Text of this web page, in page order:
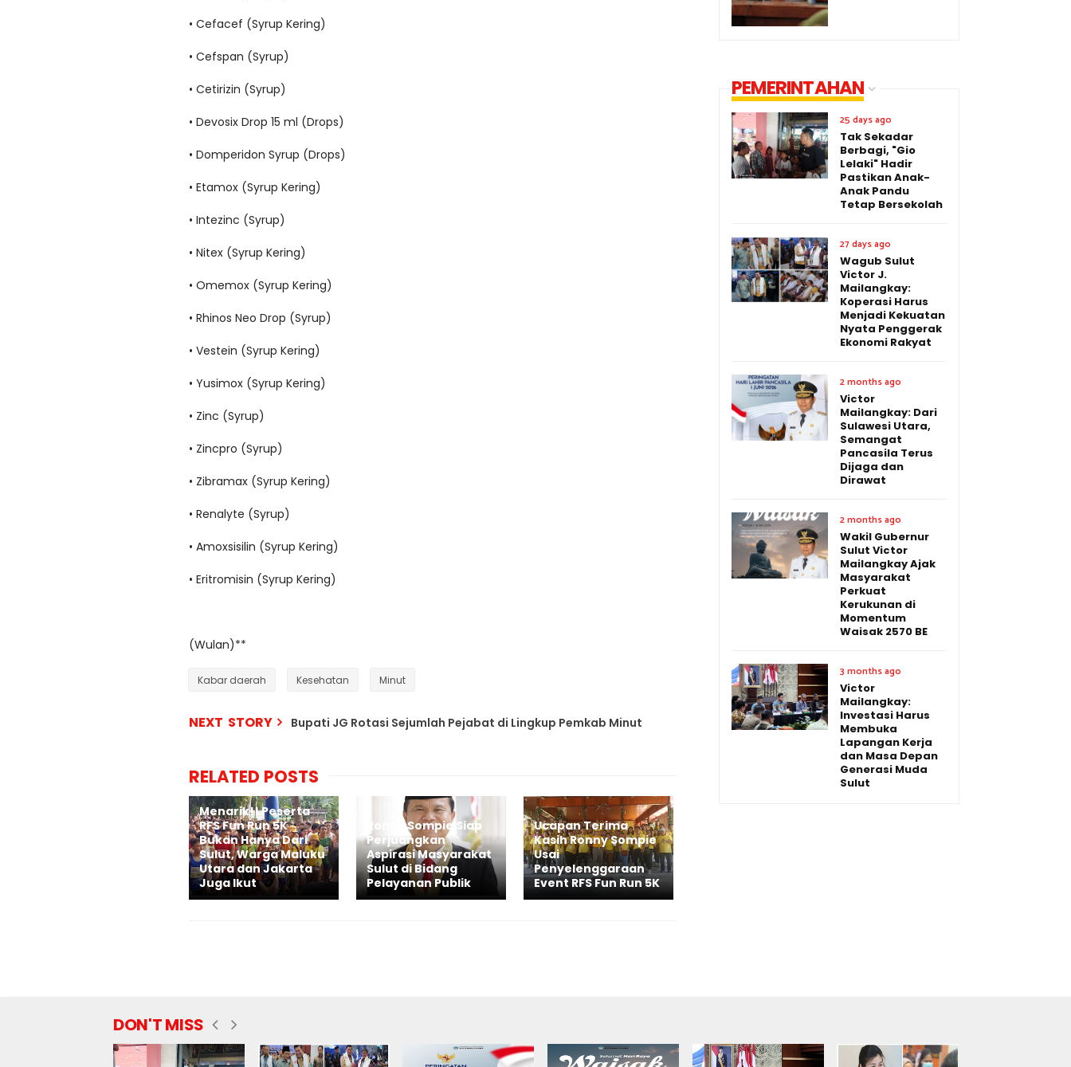
• Cefacef (Syrup Kering)
• Cefspan (Syrup)
• Cetirizin (Syrup)
• Devosix Drop 15 ml (Drops)
• Domperidon Syrup (Drops)
• Etamox (Syrup Kering)
• Intezinc (Syrup)
• Nitex (Syrup Kering)
• Omemox (Syrup Kering)
• Rhinos Neo Drop (Syrup)
• Vestein (Syrup Kering)
• Yusimox (Syrup Kering)
• Zinc (Syrup)
• Zincpro (Syrup)
• Zibramax (Syrup Kering)
• Renalyte (Syrup)
• Amoxsisilin (Syrup Kering)
• Eritromisin (Syrup Kering)
(Wulan)**
Kabar daerah Kesehatan Minut
NEXT STORY Bupati JG Rotasi Sejumlah Pejabat di Lingkup Pemkab Minut
RELATED POSTS
Menarik!! Peserta
RFS Fun Run 5K
Bukan Hanya Dari
Sulut, Warga Maluku
Utara dan Jakarta
Juga Ikut
Ronny Sompie Siap
Perjuangkan
Aspirasi Masyarakat
Sulut di Bidang
Pelayanan Publik
Ucapan Terima
Kasih Ronny Sompie
Usai
Penyelenggaraan
Event RFS Fun Run 5K
PEMERINTAHAN
25 days ago
Tak Sekadar
Berbagi, "Gio
Lelaki" Hadir
Pastikan Anak-
Anak Pandu
Tetap Bersekolah
27 days ago
Wagub Sulut
Victor J.
Mailangkay:
Koperasi Harus
Menjadi Kekuatan
Nyata Penggerak
Ekonomi Rakyat
2 months ago
Victor
Mailangkay: Dari
Sulawesi Utara,
Semangat
Pancasila Terus
Dijaga dan
Dirawat
2 months ago
Wakil Gubernur
Sulut Victor
Mailangkay Ajak
Masyarakat
Perkuat
Kerukunan di
Momentum
Waisak 2570 BE
3 months ago
Victor
Mailangkay:
Investasi Harus
Membuka
Lapangan Kerja
dan Masa Depan
Generasi Muda
Sulut
DON'T MISS